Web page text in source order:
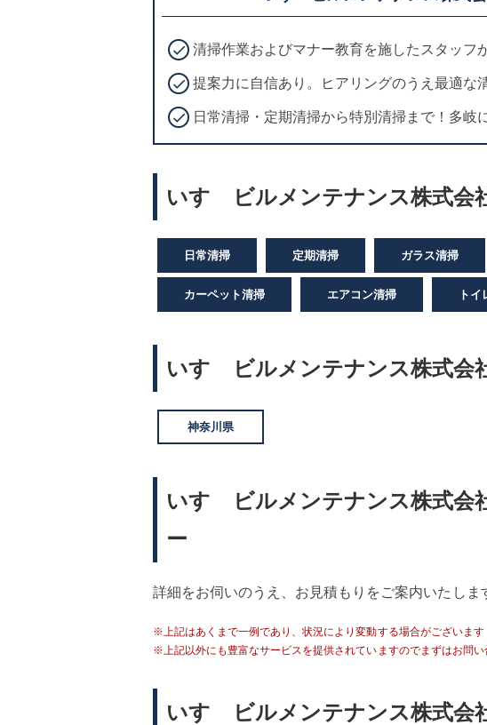
清掃作業およびマナー教育を施したスタッフ
提案力に自信あり。ヒアリングのうえ最適な
日常清掃・定期清掃から特別清掃まで！多岐
いすゞビルメンテナンス株式会
日常清掃 定期清掃 ガラス清掃
カーペット清掃 エアコン清掃 トイ
いすゞビルメンテナンス株式会
神奈川県
いすゞビルメンテナンス株式会
ー
詳細をお伺いのうえ、お見積もりをご案内いたしま
※上記はあくまで一例であり、状況により変動する場合がございます
※上記以外にも豊富なサービスを提供されていますのでまずはお問い
いすゞビルメンテナンス株式会